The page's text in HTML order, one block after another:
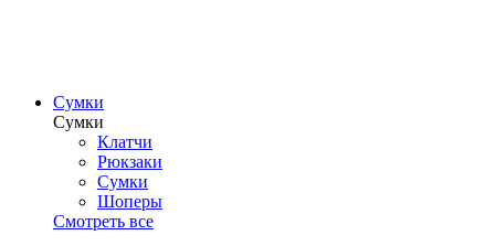
Сумки
Сумки
Клатчи
Рюкзаки
Сумки
Шоперы
Смотреть все